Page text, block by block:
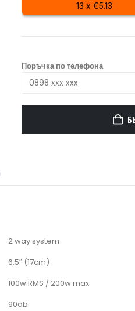
13 x €5.13
Поръчка по телефона
2 way system
6,5″ (17cm)
100w RMS / 200w max
90db